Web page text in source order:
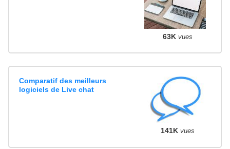
63K vues
Comparatif des meilleurs
logiciels de Live chat
141K vues